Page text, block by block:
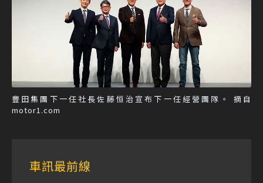
豐田集團下一任社長佐藤恒治宣布下一任經營團隊。 摘自
motor1.com
車訊最前線